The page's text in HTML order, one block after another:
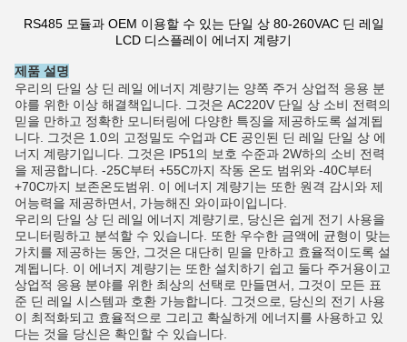
RS485 모듈과 OEM 이용할 수 있는 단일 상 80-260VAC 딘 레일
LCD 디스플레이 에너지 계량기
제품 설명
우리의 단일 상 딘 레일 에너지 계량기는 양쪽 주거 상업적 응용 분
야를 위한 이상 해결책입니다. 그것은 AC220V 단일 상 소비 전력의
믿을 만하고 정확한 모니터링에 다양한 특징을 제공하도록 설계됩
니다. 그것은 1.0의 고정밀도 수업과 CE 공인된 딘 레일 단일 상 에
너지 계량기입니다. 그것은 IP51의 보호 수준과 2W하의 소비 전력
을 제공합니다. -25C부터 +55C까지 작동 온도 범위와 -40C부터
+70C까지 보존온도범위. 이 에너지 계량기는 또한 원격 감시와 제
어능력을 제공하면서, 가능해진 와이파이입니다.
우리의 단일 상 딘 레일 에너지 계량기로, 당신은 쉽게 전기 사용을
모니터링하고 분석할 수 있습니다. 또한 우수한 금액에 균형이 맞는
가치를 제공하는 동안, 그것은 대단히 믿을 만하고 효율적이도록 설
계됩니다. 이 에너지 계량기는 또한 설치하기 쉽고 둘다 주거용이고
상업적 응용 분야를 위한 최상의 선택로 만들면서, 그것이 모든 표
준 딘 레일 시스템과 호환 가능합니다. 그것으로, 당신의 전기 사용
이 최적화되고 효율적으로 그리고 확실하게 에너지를 사용하고 있
다는 것을 당신은 확인할 수 있습니다.